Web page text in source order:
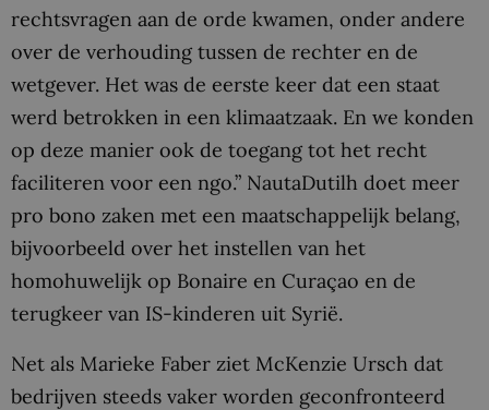
rechtsvragen aan de orde kwamen, onder andere
over de verhouding tussen de rechter en de
wetgever. Het was de eerste keer dat een staat
werd betrokken in een klimaatzaak. En we konden
op deze manier ook de toegang tot het recht
faciliteren voor een ngo.” NautaDutilh doet meer
pro bono zaken met een maatschappelijk belang,
bijvoorbeeld over het instellen van het
homohuwelijk op Bonaire en Curaçao en de
terugkeer van IS-kinderen uit Syrië.
Net als Marieke Faber ziet McKenzie Ursch dat
bedrijven steeds vaker worden geconfronteerd